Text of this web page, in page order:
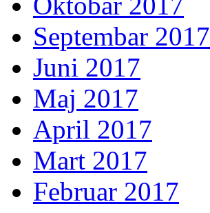
Septembar 2017
Juni 2017
Maj 2017
April 2017
Mart 2017
Februar 2017